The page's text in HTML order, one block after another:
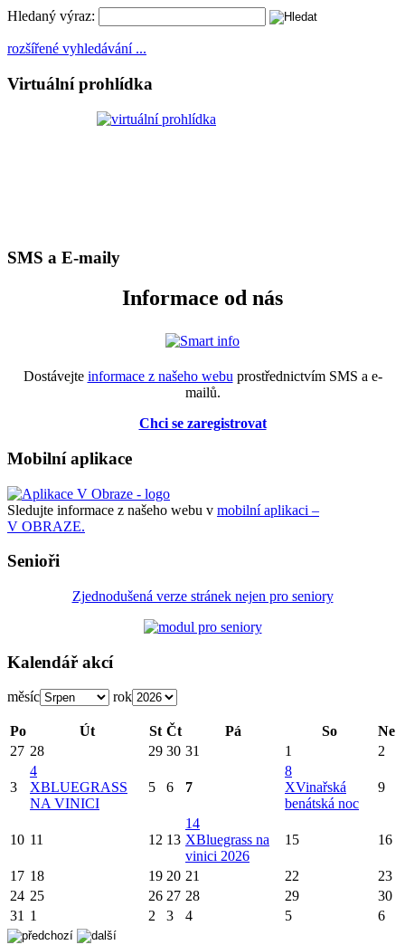
Hledaný výraz:
rozšířené vyhledávání ...
Virtuální prohlídka
SMS a E-maily
Informace od nás
Dostávejte informace z našeho webu prostřednictvím SMS a e-
mailů.
Chci se zaregistrovat
Mobilní aplikace
Sledujte informace z našeho webu v mobilní aplikaci –
V OBRAZE.
Senioři
Zjednodušená verze stránek nejen pro seniory
Kalendář akcí
měsíc rok
Po Út St Čt Pá So
Ne
27 28 29 30 31 1 2
3
4
XBLUEGRASS
NA VINICI
5 6 7
8
XVinařská
benátská noc
9
10 11 12 13
14
XBluegrass na
vinici 2026
15 16
17 18 19 20 21 22
23
24 25 26 27 28 29
30
31 1 2 3 4 5 6